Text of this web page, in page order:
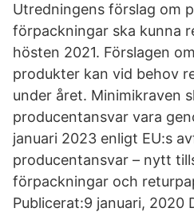
Utredningens förslag om
förpackningar ska kunna
hösten 2021. Förslagen
produkter kan vid behov
under året. Minimikraven
producentansvar vara
januari 2023 enligt EU:s
producentansvar – nytt
förpackningar och
Publicerat:9 januari, 2020